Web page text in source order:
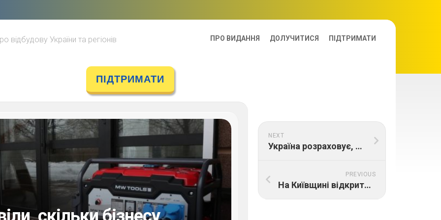
відбудову України та регіонів ПРО ВИДАННЯ ДОЛУЧИТИСЯ ПІДТРИМАТИ
ПІДТРИМАТИ
NEXT
Україна розраховує, що Чорноморський банк торгівлі та розвитку долучиться до участі у проєктах відновлення
PREVIOUS
На Київщині відкрито модульне містечко для українців, які втратили житло через російське вторгнення